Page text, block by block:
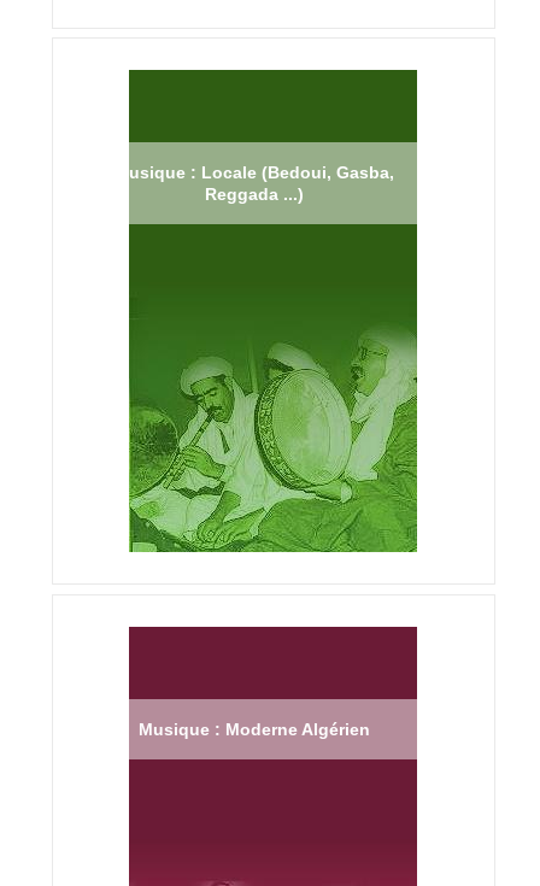
Musique : Locale (Bedoui, Gasba,
Reggada ...)
Musique : Moderne Algérien